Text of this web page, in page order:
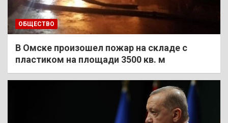
ОБЩЕСТВО
В Омске произошел пожар на складе с
пластиком на площади 3500 кв. м